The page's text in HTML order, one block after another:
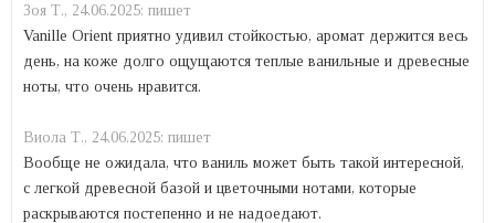
Зоя Т., 24.06.2025: пишет
Vanille Orient приятно удивил стойкостью, аромат держится весь
день, на коже долго ощущаются теплые ванильные и древесные
ноты, что очень нравится.
Виола Т., 24.06.2025: пишет
Вообще не ожидала, что ваниль может быть такой интересной,
с легкой древесной базой и цветочными нотами, которые
раскрываются постепенно и не надоедают.